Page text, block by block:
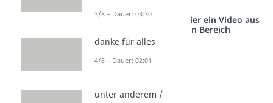
Studyflix vernetzt: Hier ein Video aus
einem anderen Bereich
3/8 – Dauer: 03:30
danke für alles
4/8 – Dauer: 02:01
unter anderem /